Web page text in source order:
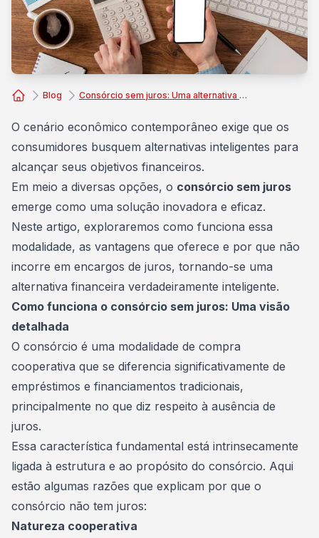
Blog Consórcio sem juros: Uma alternativa financeira inteligente
O cenário econômico contemporâneo exige que os
consumidores busquem alternativas inteligentes para
alcançar seus objetivos financeiros.
Em meio a diversas opções, o consórcio sem juros
emerge como uma solução inovadora e eficaz.
Neste artigo, exploraremos como funciona essa
modalidade, as vantagens que oferece e por que não
incorre em encargos de juros, tornando-se uma
alternativa financeira verdadeiramente inteligente.
Como funciona o consórcio sem juros: Uma visão
detalhada
O consórcio é uma modalidade de compra
cooperativa que se diferencia significativamente de
empréstimos e financiamentos tradicionais,
principalmente no que diz respeito à ausência de
juros.
Essa característica fundamental está intrinsecamente
ligada à estrutura e ao propósito do consórcio. Aqui
estão algumas razões que explicam por que o
consórcio não tem juros:
Natureza cooperativa